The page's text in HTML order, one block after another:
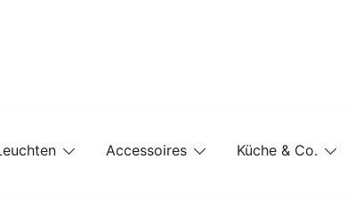
Accessoires Küche & Co.